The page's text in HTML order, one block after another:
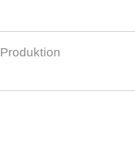
Produktion